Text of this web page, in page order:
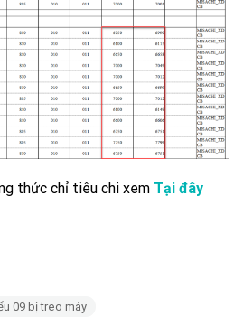
thức chỉ tiêu chi xem Tại đây
09 bị treo máy